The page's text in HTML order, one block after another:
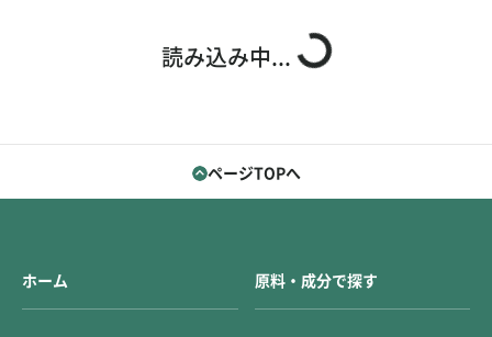
ご利用ガイド
読み込み中...
ページTOPへ
ホーム 原料・成分で探す